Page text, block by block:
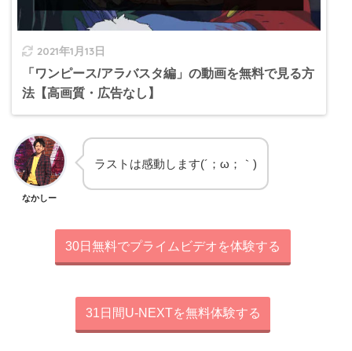
2021年1月13日
「ワンピース/アラバスタ編」の動画を無料で見る方
法【高画質・広告なし】
なかしー
ラストは感動します(´；ω；｀)
30日無料でプライムビデオを体験する
31日間U-NEXTを無料体験する